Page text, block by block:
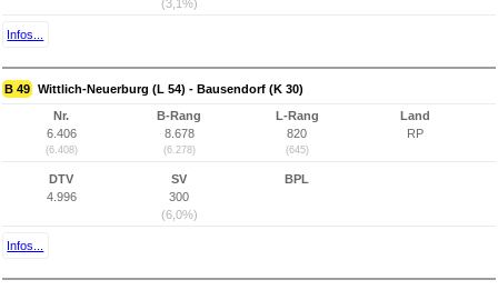
(3,1%)
Infos...
B 49 Wittlich-Neuerburg (L 54) - Bausendorf (K 30)
Nr.
6.406
(6.408)
B-Rang
8.678
(6.278)
L-Rang
820
(645)
Land
RP
DTV
4.996
SV
300
(6,0%)
BPL
Infos...